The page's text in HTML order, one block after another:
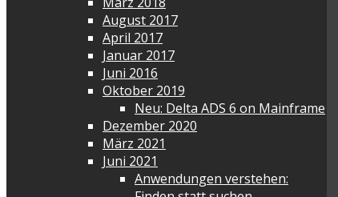
August 2017
April 2017
Januar 2017
Juni 2016
Oktober 2019
Neu: Delta ADS 6 on Mainframe
Dezember 2020
März 2021
Juni 2021
Anwendungen verstehen: